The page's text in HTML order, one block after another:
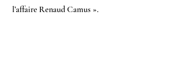
l’affaire Renaud Camus ».